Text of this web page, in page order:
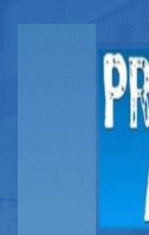
Buscador
Documentos